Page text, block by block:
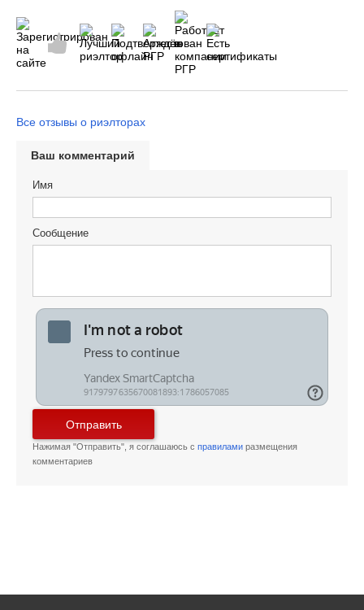
Все отзывы о риэлторах
Ваш комментарий
Имя
Сообщение
Отправить
Нажимая "Отправить", я соглашаюсь с правилами размещения
комментариев